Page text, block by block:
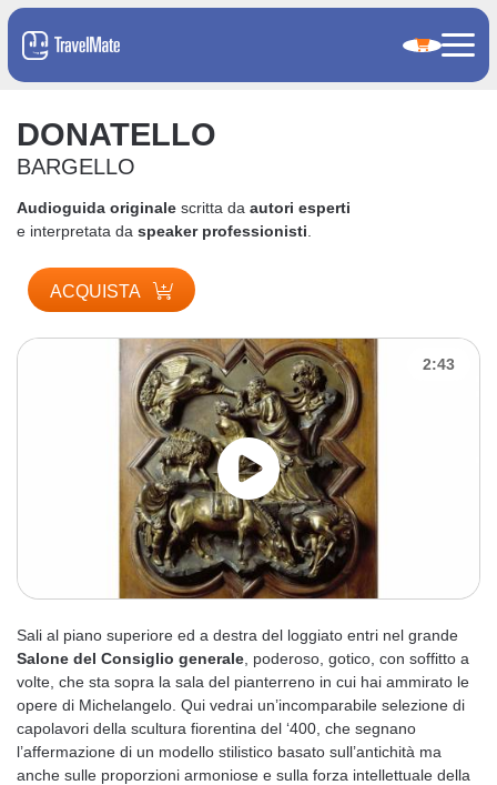
DONATELLO
BARGELLO
Audioguida originale scritta da autori esperti
e interpretata da speaker professionisti
ACQUISTA
2:43
Sali al piano superiore ed a destra del loggiato entri nel grande
Salone del Consiglio generale , poderoso, gotico, con soffitto a
volte, che sta sopra la sala del pianterreno in cui hai ammirato le
opere di Michelangelo. Qui vedrai un’incomparabile selezione di
capolavori della scultura fiorentina del ‘400, che segnano
l’affermazione di un modello stilistico basato sull’antichità ma
anche sulle proporzioni armoniose e sulla forza intellettuale della